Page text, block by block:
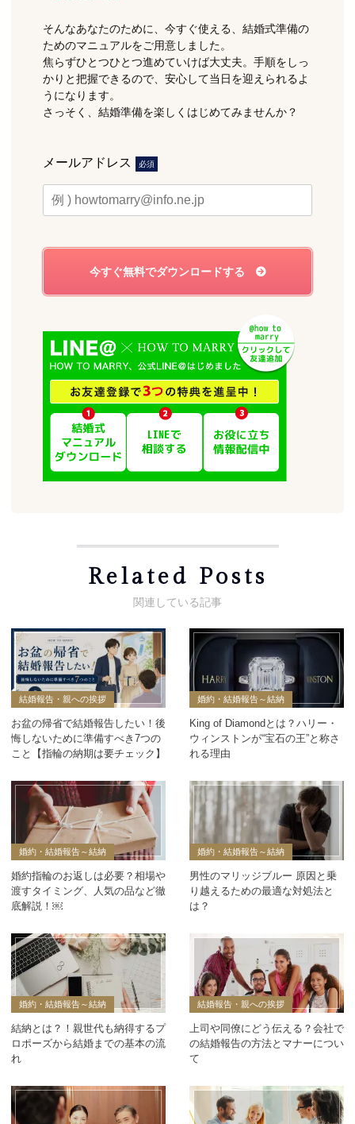
そんなあなたのために、今すぐ使える、結婚式準備の
ためのマニュアルをご用意しました。
焦らずひとつひとつ進めていけば大丈夫。手順をしっ
かりと把握できるので、安心して当日を迎えられるよ
うになります。
さっそく、結婚準備を楽しくはじめてみませんか？
メールアドレス 必須
Related Posts
結婚報告・親への挨拶
お盆の帰省で結婚報告したい！後
悔しないために準備すべき7つの
こと【指輪の納期は要チェック】
婚約・結婚報告～結納
King of Diamondとは？ハリー・
ウィンストンが“宝石の王”と称さ
れる理由
婚約・結婚報告～結納
婚約指輪のお返しは必要？相場や
渡すタイミング、人気の品など徹
底解説！￼
婚約・結婚報告～結納
男性のマリッジブルー 原因と乗
り越えるための最適な対処法と
は？
婚約・結婚報告～結納
結納とは？！親世代も納得するプ
ロポーズから結婚までの基本の流
れ
結婚報告・親への挨拶
上司や同僚にどう伝える？会社で
の結婚報告の方法とマナーについ
て